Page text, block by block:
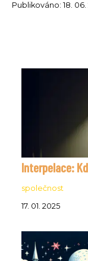
Publikováno: 18. 06.
Interpelace:
společnost
17. 01. 2025